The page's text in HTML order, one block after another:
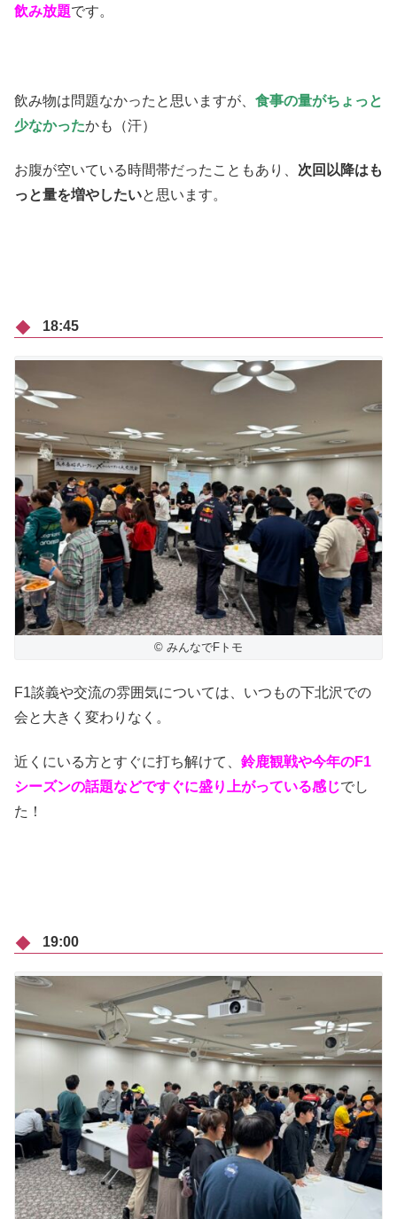
飲み放題です。
飲み物は問題なかったと思いますが、 食事の量がちょっと
少なかったかも（汗）
お腹が空いている時間帯だったこともあり、 次回以降はも
っと量を増やしたいと思います。
18:45
© みんなでFトモ
F1談義や交流の雰囲気については、いつもの下北沢での
会と大きく変わりなく。
近くにいる方とすぐに打ち解けて、 鈴鹿観戦や今年のF1
シーズンの話題などですぐに盛り上がっている感じでし
た！
19:00